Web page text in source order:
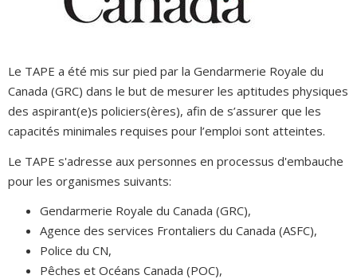
Le TAPE a été mis sur pied par la Gendarmerie Royale du
Canada (GRC) dans le but de mesurer les aptitudes physiques
des aspirant(e)s policiers(ères), afin de s’assurer que les
capacités minimales requises pour l’emploi sont atteintes.
Le TAPE s'adresse aux personnes en processus d'embauche
pour les organismes suivants:
Gendarmerie Royale du Canada (GRC),
Agence des services Frontaliers du Canada (ASFC),
Police du CN,
Pêches et Océans Canada (POC),